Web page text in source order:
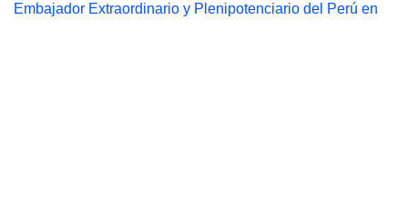
Embajador Extraordinario y Plenipotenciario del Perú en